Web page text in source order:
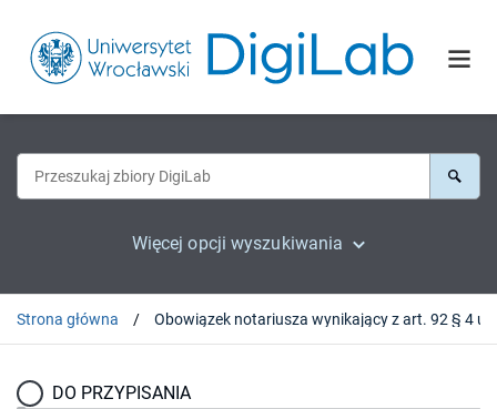
Więcej opcji wyszukiwania
Strona główna
DO PRZYPISANIA